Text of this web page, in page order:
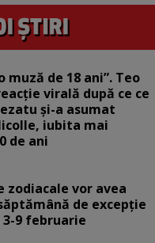
muză de 18 ani”. Teo
virală după ce ce
și-a asumat
iubita mai
de ani
zodiacale vor avea
de excepție
9 februarie